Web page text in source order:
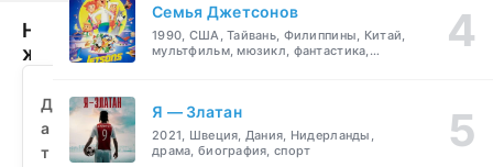
Ночь
живых
2.0
(2026)
смотреть
Д
а
т
Семья Джетсонов
1990, США, Тайвань, Филиппины, Китай,
мультфильм, мюзикл, фантастика,
Я — Златан
2021, Швеция, Дания, Нидерланды,
драма, биография, спорт